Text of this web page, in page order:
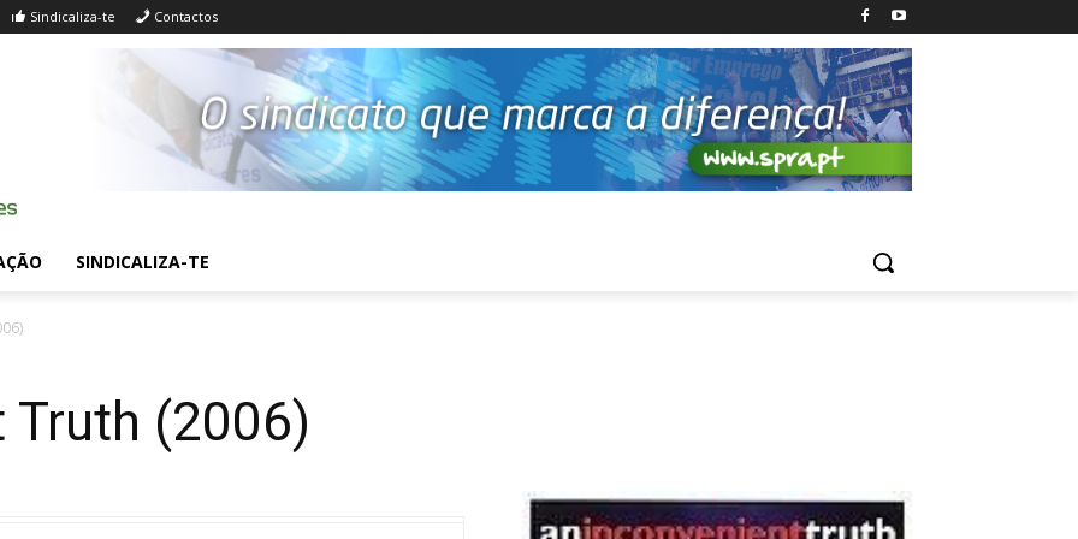
Sindicaliza-te Contactos
SINDICALIZA-TE
Truth (2006)